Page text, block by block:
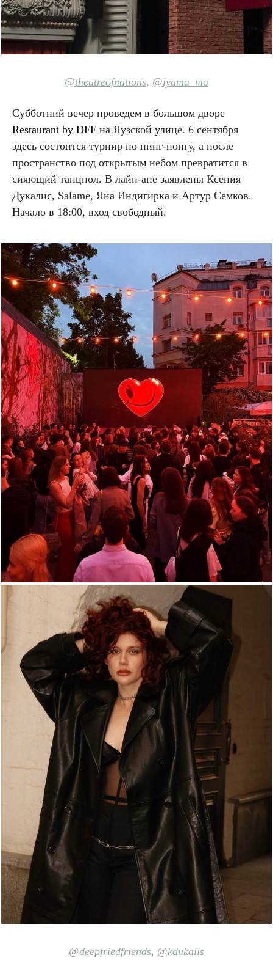
@theatreofnations, @lyama_ma
Субботний вечер проведем в большом дворе
Restaurant by DFF на Яузской улице. 6 сентября
здесь состоится турнир по пинг-понгу, а после
пространство под открытым небом превратится в
сияющий танцпол. В лайн-апе заявлены Ксения
Дукалис, Salame, Яна Индигирка и Артур Семков.
Начало в 18:00, вход свободный.
@deepfriedfriends, @kdukalis